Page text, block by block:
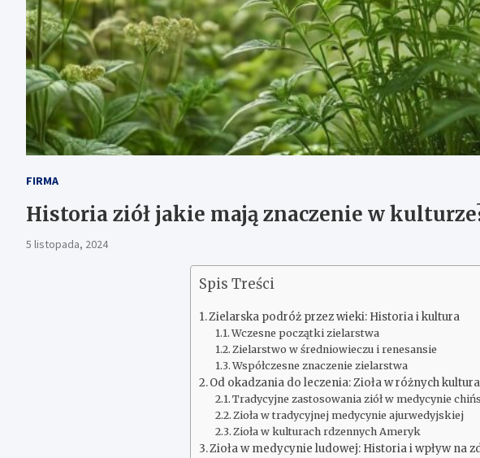
FIRMA
Historia ziół jakie mają znaczenie w
5 listopada, 2024
Spis Treści
Zielarska podróż przez wieki: Historia i kultura
Wczesne początki zielarstwa
Zielarstwo w średniowieczu i renesansie
Współczesne znaczenie zielarstwa
Od okadzania do leczenia: Zioła w różnych
Tradycyjne zastosowania ziół w medycynie
Zioła w tradycyjnej medycynie ajurwedyjskiej
Zioła w kulturach rdzennych Ameryk
Zioła w medycynie ludowej: Historia i wpływ na